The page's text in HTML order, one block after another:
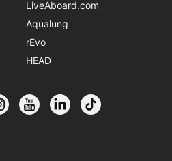
LiveAboard.com
Aqualung
rEvo
HEAD